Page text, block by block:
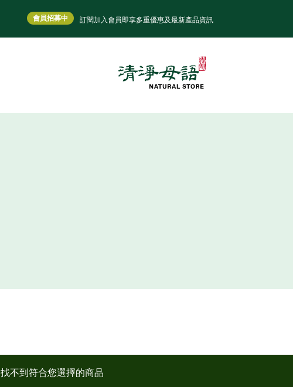
會員招募中 訂閱加入會員即享多重優惠及最新產品資訊
找不到符合您選擇的商品